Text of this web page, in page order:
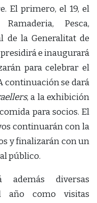
El primero, el 19, el
Pesca,
de la Generalitat de
presidirá e inaugurará
para celebrar el
continuación se dará
, a la exhibición
para socios. El
continuarán con la
y finalizarán con un
público.
además diversas
año como visitas